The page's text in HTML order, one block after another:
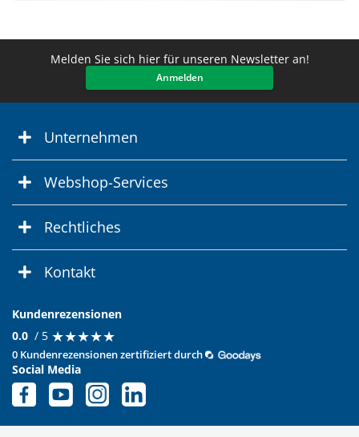
Melden Sie sich hier für unseren Newsletter an!
Anmelden
Unternehmen
Webshop-Services
Rechtliches
Kontakt
Kundenrezensionen
0.0 / 5 ★★★★★
★★★★★
0 Kundenrezensionen zertifiziert durch
Social Media